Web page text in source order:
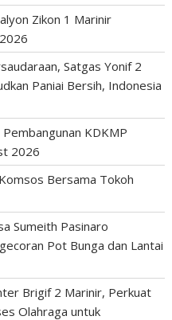
Zikon 1 Marinir
Satgas Yonif 2
Paniai Bersih, Indonesia
KDKMP
2026
Bersama Tokoh
Sumeith Pasinaro
Pot Bunga dan Lantai
Brigif 2 Marinir, Perkuat
Olahraga untuk